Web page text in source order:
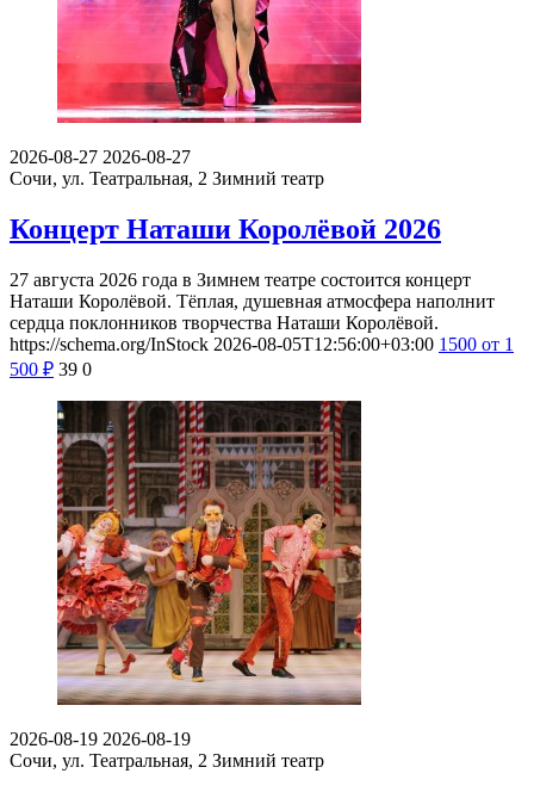
2026-08-27 2026-08-27
Сочи, ул. Театральная, 2 Зимний театр
Концерт Наташи Королёвой 2026
27 августа 2026 года в Зимнем театре состоится концерт
Наташи Королёвой. Тёплая, душевная атмосфера наполнит
сердца поклонников творчества Наташи Королёвой.
https://schema.org/InStock 2026-08-05T12:56:00+03:00 1500 от 1
500 ₽ 39 0
2026-08-19 2026-08-19
Сочи, ул. Театральная, 2 Зимний театр